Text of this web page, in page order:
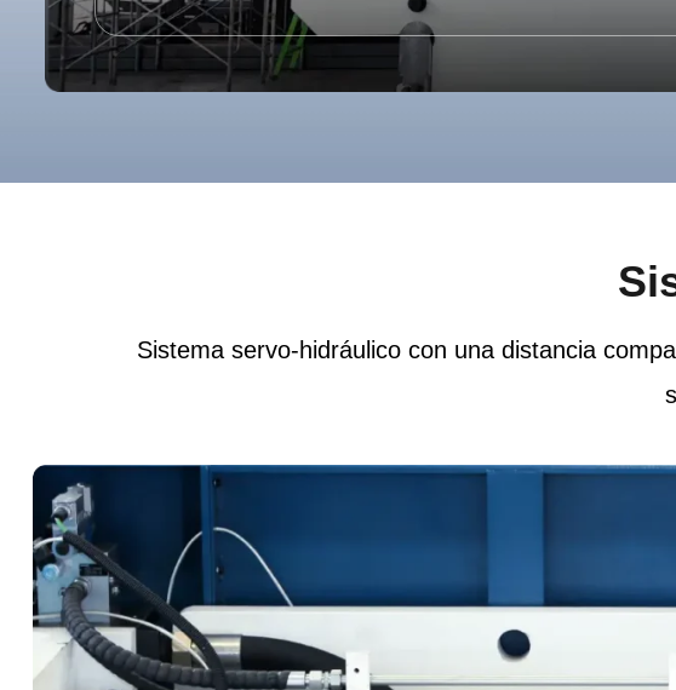
Sistema servo-hidráulico con una distancia